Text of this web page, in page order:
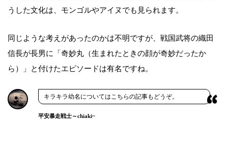
うした文化は、モンゴルやアイヌでも見られます。
同じような考えがあったのかは不明ですが、戦国武将の織田
信長が長男に「奇妙丸（生まれたときの顔が奇妙だったか
ら）」と付けたエピソードは有名ですね。
キラキラ幼名についてはこちらの記事もどうぞ。
平安暴走戦士～chiaki~